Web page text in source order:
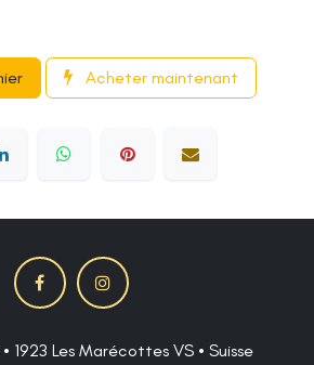
Acheter maintenant
1923 Les Marécottes VS • Suisse